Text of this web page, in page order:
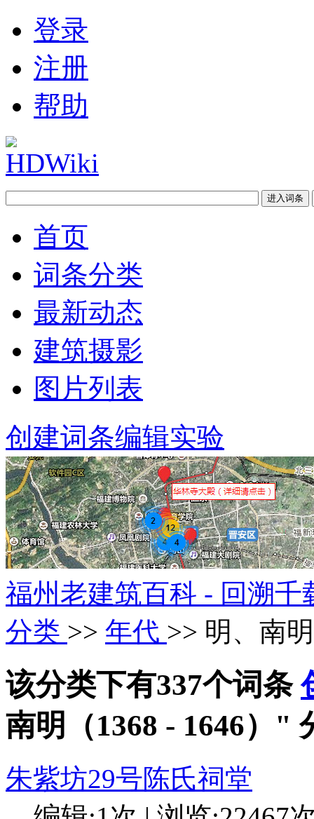
登录
注册
帮助
首页
词条分类
最新动态
建筑摄影
图片列表
创建词条编辑实验
福州老建筑百科 - 回溯
分类 >> 年代 >> 明、南
该分类下有337个词条
南明（1368 - 1646）"
朱紫坊29号陈氏祠堂